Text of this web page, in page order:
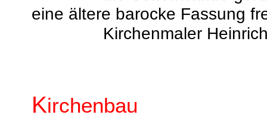
eine ältere barocke Fassung
Kirchenmaler Heinrich
Kirchenbau